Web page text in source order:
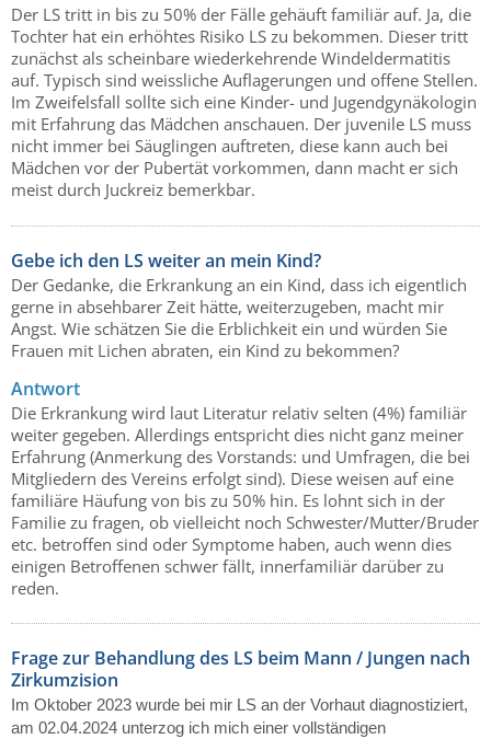
Der LS tritt in bis zu 50% der Fälle gehäuft familiär auf. Ja, die
Tochter hat ein erhöhtes Risiko LS zu bekommen. Dieser tritt
zunächst als scheinbare wiederkehrende Windeldermatitis
auf. Typisch sind weissliche Auflagerungen und offene Stellen.
Im Zweifelsfall sollte sich eine Kinder- und Jugendgynäkologin
mit Erfahrung das Mädchen anschauen. Der juvenile LS muss
nicht immer bei Säuglingen auftreten, diese kann auch bei
Mädchen vor der Pubertät vorkommen, dann macht er sich
meist durch Juckreiz bemerkbar.
Gebe ich den LS weiter an mein Kind?
Der Gedanke, die Erkrankung an ein Kind, dass ich eigentlich
gerne in absehbarer Zeit hätte, weiterzugeben, macht mir
Angst. Wie schätzen Sie die Erblichkeit ein und würden Sie
Frauen mit Lichen abraten, ein Kind zu bekommen?
Antwort
Die Erkrankung wird laut Literatur relativ selten (4%) familiär
weiter gegeben. Allerdings entspricht dies nicht ganz meiner
Erfahrung (Anmerkung des Vorstands: und Umfragen, die bei
Mitgliedern des Vereins erfolgt sind). Diese weisen auf eine
familiäre Häufung von bis zu 50% hin. Es lohnt sich in der
Familie zu fragen, ob vielleicht noch Schwester/Mutter/Bruder
etc. betroffen sind oder Symptome haben, auch wenn dies
einigen Betroffenen schwer fällt, innerfamiliär darüber zu
reden.
Frage zur Behandlung des LS beim Mann / Jungen nach
Zirkumzision
Im Oktober 2023 wurde bei mir LS an der Vorhaut diagnostiziert,
am 02.04.2024 unterzog ich mich einer vollständigen